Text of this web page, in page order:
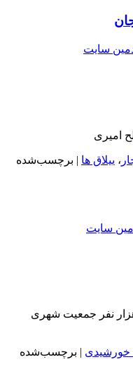
سایت
امیری
، ییلاق ها | برچسب‌شده
سایت
، شهری که در آن زمان، حدود 15 هزار نفر جمعیت شهری
خورشیدی | برچسب‌شده